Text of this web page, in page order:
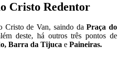
Cristo Redentor
Cristo de Van, saindo daPraça do
deste, há outros três pontos de
Barra da Tijuca e Paineiras.